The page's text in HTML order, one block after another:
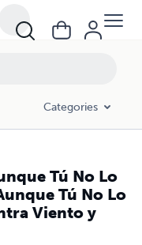
Categories
Tú No Lo
Tú No Lo
Viento y
No Lo Ves y Contra